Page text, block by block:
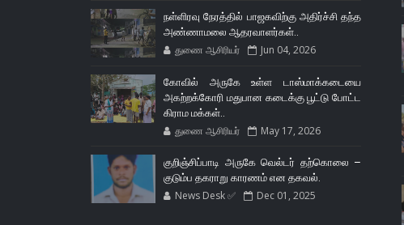
நள்ளிரவு நேரத்தில் பாஜகவிற்கு அதிர்ச்சி தந்த
அண்ணாமலை ஆதரவாளர்கள்..
துணை ஆசிரியர் Jun 04, 2026
கோவில் அருகே உள்ள டாஸ்மாக்கடையை
அகற்றக்கோரி மதுபான கடைக்கு பூட்டு போட்ட
கிராம மக்கள்..
துணை ஆசிரியர் May 17, 2026
குறிஞ்சிப்பாடி அருகே வெல்டர் தற்கொலை –
குடும்ப தகராறு காரணம் என தகவல்.
News Desk ✅ Dec 01, 2025